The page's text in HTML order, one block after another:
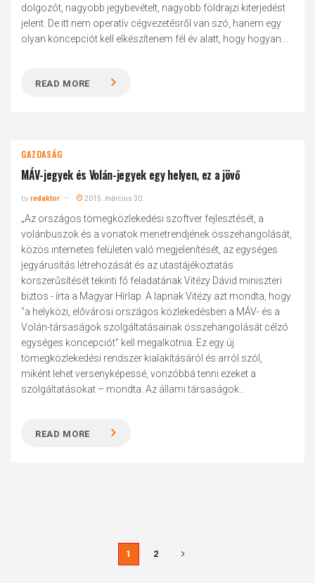
dolgozót, nagyobb jegybevételt, nagyobb földrajzi kiterjedést
jelent. De itt nem operatív cégvezetésről van szó, hanem egy
olyan koncepciót kell elkészítenem fél év alatt, hogy hogyan...
READ MORE
GAZDASÁG
MÁV-jegyek és Volán-jegyek egy helyen, ez a jövő
byredaktor 2015. március 30.
„Az országos tömegközlekedési szoftver fejlesztését, a
volánbuszok és a vonatok menetrendjének összehangolását,
közös internetes felületen való megjelenítését, az egységes
jegyárusítás létrehozását és az utastájékoztatás
korszerűsítését tekinti fő feladatának Vitézy Dávid miniszteri
biztos - írta a Magyar Hírlap. A lapnak Vitézy azt mondta, hogy
"a helyközi, elővárosi országos közlekedésben a MÁV- és a
Volán-társaságok szolgáltatásainak összehangolását célzó
egységes koncepciót" kell megalkotnia. Ez egy új
tömegközlekedési rendszer kialakításáról és arról szól,
miként lehet versenyképessé, vonzóbbá tenni ezeket a
szolgáltatásokat – mondta. Az állami társaságok...
READ MORE
1 2